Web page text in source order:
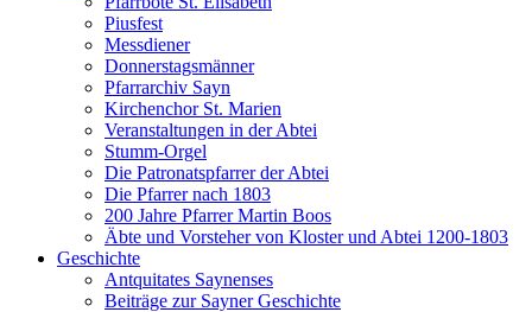
Piusfest
Messdiener
Donnerstagsmänner
Pfarrarchiv Sayn
Kirchenchor St. Marien
Veranstaltungen in der Abtei
Stumm-Orgel
Die Patronatspfarrer der Abtei
Die Pfarrer nach 1803
200 Jahre Pfarrer Martin Boos
Äbte und Vorsteher von Kloster und Abtei 1200-1803
Geschichte
Antquitates Saynenses
Beiträge zur Sayner Geschichte